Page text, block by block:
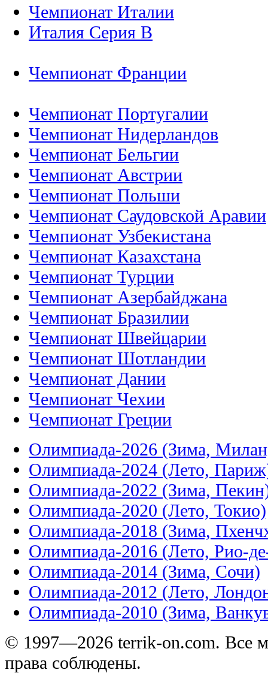
Чемпионат Италии
Италия Серия B
Чемпионат Франции
Чемпионат Португалии
Чемпионат Нидерландов
Чемпионат Бельгии
Чемпионат Австрии
Чемпионат Польши
Чемпионат Саудовской Аравии
Чемпионат Узбекистана
Чемпионат Казахстана
Чемпионат Турции
Чемпионат Азербайджана
Чемпионат Бразилии
Чемпионат Швейцарии
Чемпионат Шотландии
Чемпионат Дании
Чемпионат Чехии
Чемпионат Греции
Олимпиада-2026 (Зима,
Олимпиада-2024 (Лето,
Олимпиада-2022 (Зима,
Олимпиада-2020 (Лето, Токио)
Олимпиада-2018 (Зима,
Олимпиада-2016 (Лето, Рио-
Олимпиада-2014 (Зима, Сочи)
Олимпиада-2012 (Лето,
Олимпиада-2010 (Зима,
© 1997—2026 terrik-on.com. Все
права соблюдены.